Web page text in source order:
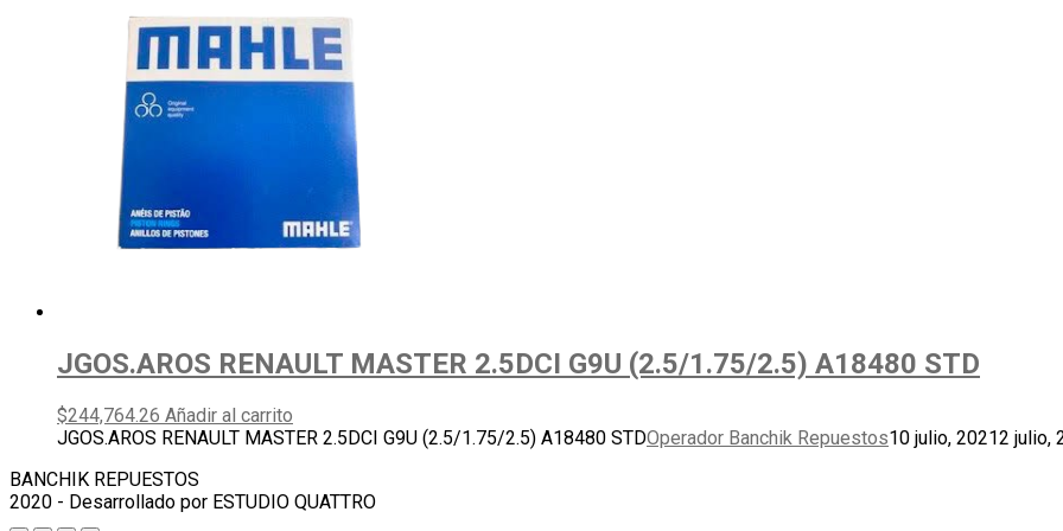
JGOS.AROS RENAULT MASTER 2.5DCI G9U (2.5/1.75/2.5) A18480 STD
$244,764.26 Añadir al carrito
JGOS.AROS RENAULT MASTER 2.5DCI G9U (2.5/1.75/2.5) A18480 STDOperador Banchik Repuestos10 julio, 20212 julio,
BANCHIK REPUESTOS
2020 - Desarrollado por ESTUDIO QUATTRO